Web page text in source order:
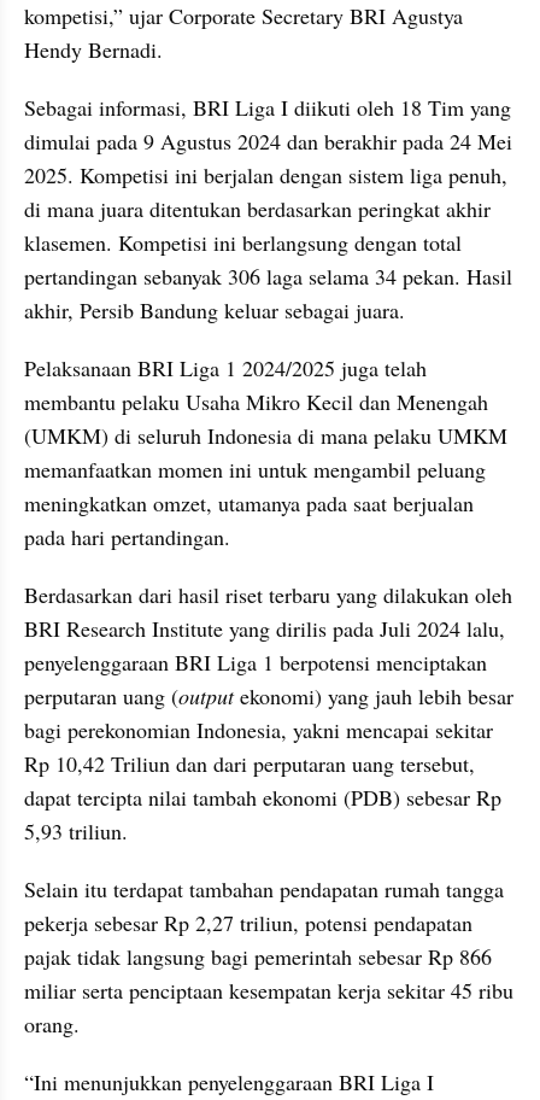
kompetisi,” ujar Corporate Secretary BRI Agustya
Hendy Bernadi.
Sebagai informasi, BRI Liga I diikuti oleh 18 Tim yang
dimulai pada 9 Agustus 2024 dan berakhir pada 24 Mei
2025. Kompetisi ini berjalan dengan sistem liga penuh,
di mana juara ditentukan berdasarkan peringkat akhir
klasemen. Kompetisi ini berlangsung dengan total
pertandingan sebanyak 306 laga selama 34 pekan. Hasil
akhir, Persib Bandung keluar sebagai juara.
Pelaksanaan BRI Liga 1 2024/2025 juga telah
membantu pelaku Usaha Mikro Kecil dan Menengah
(UMKM) di seluruh Indonesia di mana pelaku UMKM
memanfaatkan momen ini untuk mengambil peluang
meningkatkan omzet, utamanya pada saat berjualan
pada hari pertandingan.
Berdasarkan dari hasil riset terbaru yang dilakukan oleh
BRI Research Institute yang dirilis pada Juli 2024 lalu,
penyelenggaraan BRI Liga 1 berpotensi menciptakan
perputaran uang (output ekonomi) yang jauh lebih besar
bagi perekonomian Indonesia, yakni mencapai sekitar
Rp 10,42 Triliun dan dari perputaran uang tersebut,
dapat tercipta nilai tambah ekonomi (PDB) sebesar Rp
5,93 triliun.
Selain itu terdapat tambahan pendapatan rumah tangga
pekerja sebesar Rp 2,27 triliun, potensi pendapatan
pajak tidak langsung bagi pemerintah sebesar Rp 866
miliar serta penciptaan kesempatan kerja sekitar 45 ribu
orang.
“Ini menunjukkan penyelenggaraan BRI Liga I